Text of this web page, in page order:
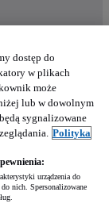
dostęp do
w plikach
może
lub w dowolnym
sygnalizowane
Polityka
urządzenia do
nich. Spersonalizowane